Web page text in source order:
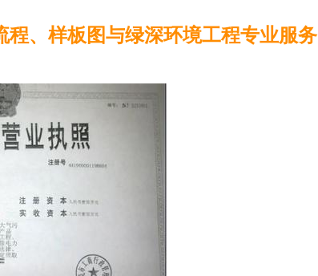
、样板图与绿深环境工程专业服务